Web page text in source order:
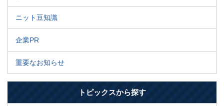
ニット豆知識
企業PR
重要なお知らせ
トピックスから探す